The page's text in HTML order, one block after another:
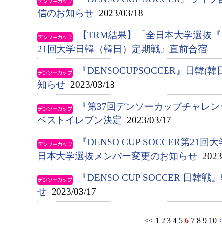
信のお知らせ 2023/03/18
【TRM結果】「全日本大学選抜
21回大学日韓（韓日）定期戦』直前合宿」
『DENSOCUPSOCCER』日韓(
知らせ 2023/03/18
『第37回デンソーカップチャレ
ベストイレブン決定 2023/03/17
『DENSO CUP SOCCER第21回
日本大学選抜メンバー変更のお知らせ
『DENSO CUP SOCCER 日韓戦
せ 2023/03/17
<< 1 2 3 4 5 6 7 8 9 10